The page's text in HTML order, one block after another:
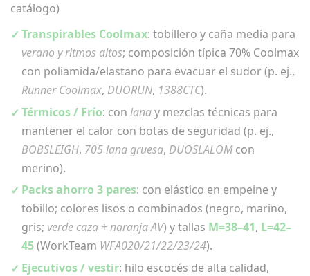
catálogo)
Transpirables Coolmax: tobillero y caña media para
verano y ritmos altos; composición típica 70% Coolmax
con poliamida/elastano para evacuar el sudor (p. ej.,
Runner Coolmax, DUORUN, 1388CTC).
Térmicos / Frío: con lanay mezclas técnicas para
mantener el calor con botas de seguridad (p. ej.,
BOBSLEIGH, 705 lana gruesa, DUOSLALOMcon
merino).
Packs ahorro 3 pares: con elástico en empeine y
tobillo; colores lisos o combinados (negro, marino,
gris; verde caza + naranja AV) y tallas M=38–41, L=42–
45(WorkTeam WFA020/21/22/23/24).
Ejecutivos / vestir: hilo escocés de alta calidad,